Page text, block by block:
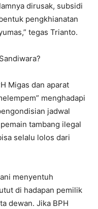
dirusak, subsidi
pengkhianatan
tegas Trianto.
Migas dan aparat
menghadapi
jadwal
tambang ilegal
selalu lolos dari
menyentuh
di hadapan pemilik
dewan. Jika BPH